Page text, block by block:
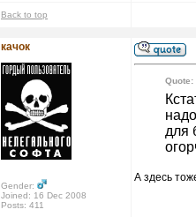
Back to top
качок
Gender:
Joined: 16 Dec 2008
Posts: 411
Quote:
для
А здесь